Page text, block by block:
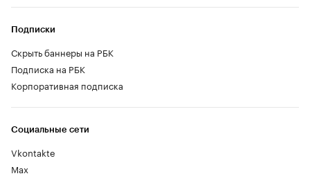
Социальные сети
Vkontakte
Max
Подписки
Скрыть баннеры на РБК
Подписка на РБК
Корпоративная подписка